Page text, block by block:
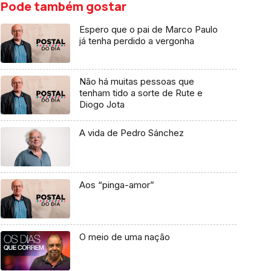
Pode também gostar
Espero que o pai de Marco Paulo
já tenha perdido a vergonha
Não há muitas pessoas que
tenham tido a sorte de Rute e
Diogo Jota
A vida de Pedro Sánchez
Aos “pinga-amor”
O meio de uma nação